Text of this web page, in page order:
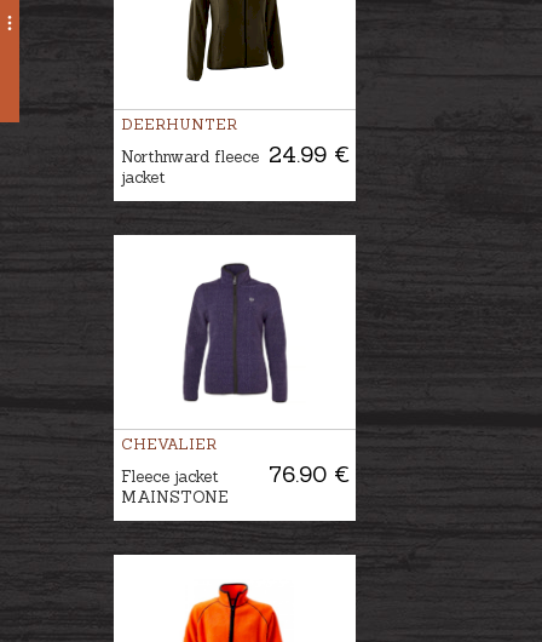
DEERHUNTER
24.99 €
Northnward fleece
jacket
CHEVALIER
76.90 €
Fleece jacket
MAINSTONE